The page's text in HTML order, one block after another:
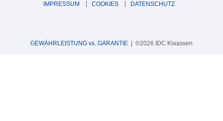
IMPRESSUM COOKIES DATENSCHUTZ
GEWÄHRLEISTUNG vs. GARANTIE | ©2026 IDC Klaassen